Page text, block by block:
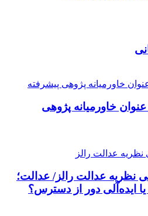
خاورمیانه پژوهی
عدالت رالز/ عدالت؛
ایده‌آلی دور از دسترس؟